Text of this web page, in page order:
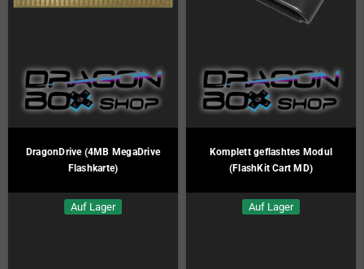
DragonDrive (4MB MegaDrive
Flashkarte)
Auf Lager
Komplett geflashtes Modul
(FlashKit Cart MD)
Auf Lager